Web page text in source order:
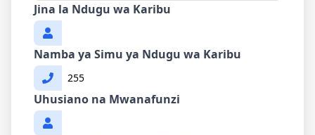
Jina la Ndugu wa Karibu
Namba ya Simu ya Ndugu wa Karibu
Uhusiano na Mwanafunzi